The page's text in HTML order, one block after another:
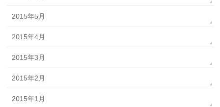
2015年5月
2015年4月
2015年3月
2015年2月
2015年1月